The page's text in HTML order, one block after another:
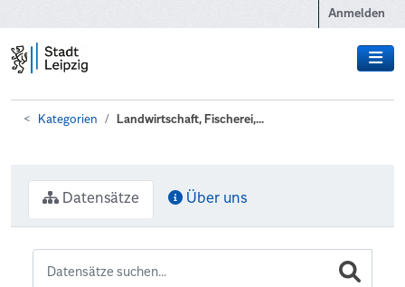
Anmelden
Kategorien Landwirtschaft, Fischerei,...
Datensätze Über uns